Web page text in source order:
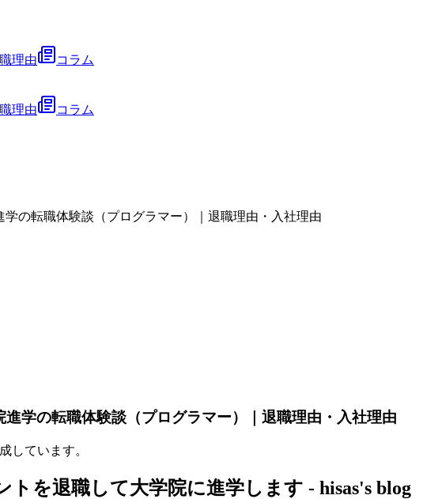
理由 コラム
理由 コラム
の転職体験談（プログラマー）｜退職理由・入社理由
学の転職体験談（プログラマー）｜退職理由・入社理由
しています。
を退職して大学院に進学します - hisas's blog